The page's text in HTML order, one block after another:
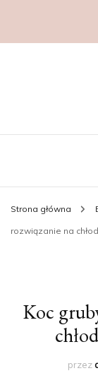
Strona główna
rozwiązanie na
Koc
przez